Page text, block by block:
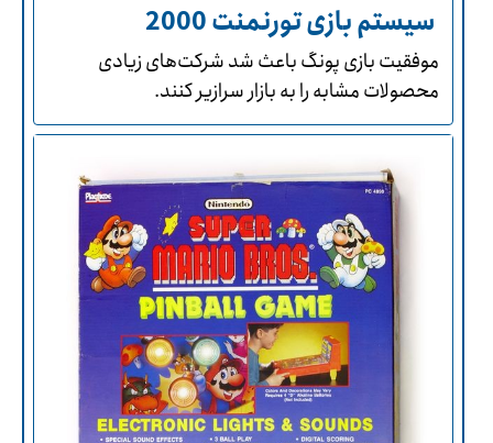
سیستم بازی تورنمنت 2000
موفقیت بازی پونگ باعث شد شرکت‌های زیادی
محصولات مشابه را به بازار سرازیر کنند.